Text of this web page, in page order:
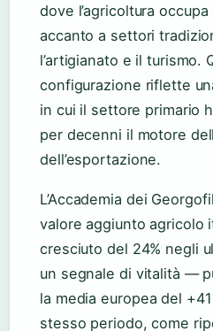
dove l’agricoltura
accanto a settori
l’artigianato e il turismo.
configurazione riflette
in cui il settore primario
per decenni il motore
dell’esportazione.
L’Accademia dei
valore aggiunto agricolo
cresciuto del 24% negli
un segnale di vitalità —
la media europea del
stesso periodo, come